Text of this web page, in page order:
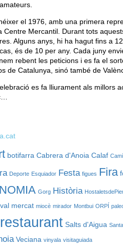
el 1976, amb una primera
Centre Mercantil. Durant tots
Alguns anys, hi ha hagut fins a
és de 10 per any. Cada juny
rebent les peticions i es fa el
de Catalunya, sinó també de
es fa lliurament als millors
botifarra Cabrera d'Anoia Calaf
Deporte Esquiador Festa figues Fira
Gorg Història
mercat miocè mirador Montbui ORPÍ
restaurant Salts d'Aigua
Veciana vinyala visitaguiada